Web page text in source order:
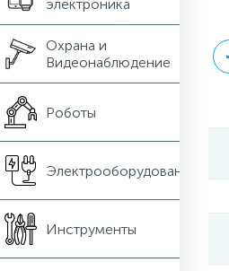
электроника
Охрана и
Видеонаблюдение
Роботы
Электрооборудование
Инструменты